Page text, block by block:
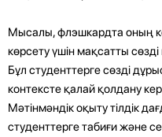
Мысалы, флэшкардта оның
көрсету үшін мақсатты
Бұл студенттерге сөзді
контексте қалай қолдану
Мәтінмәндік оқыту тілдік
студенттерге табиғи және